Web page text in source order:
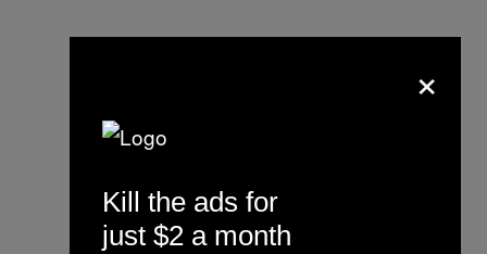
×
Kill the ads for
just $2 a month